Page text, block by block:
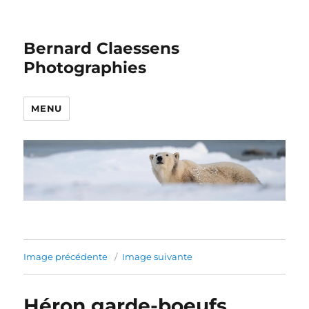
Bernard Claessens
Photographies
MENU
Image précédente Image suivante